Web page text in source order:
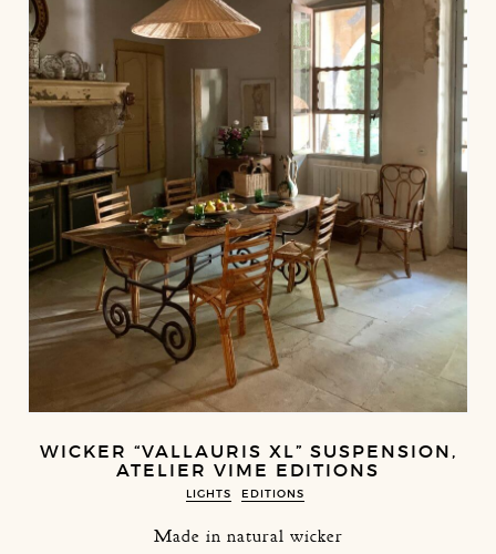
WICKER “VALLAURIS XL” SUSPENSION,
ATELIER VIME EDITIONS
LIGHTS EDITIONS
Made in natural wicker